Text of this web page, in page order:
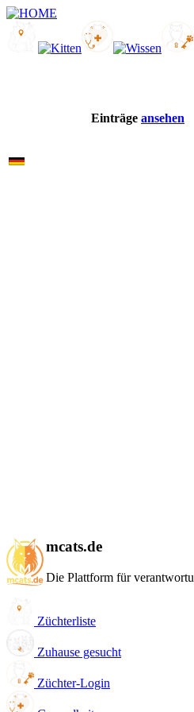
Einträge ansehen
mcats.de
Die Plattform für
Züchterliste
Zuhause gesucht
Züchter-Login